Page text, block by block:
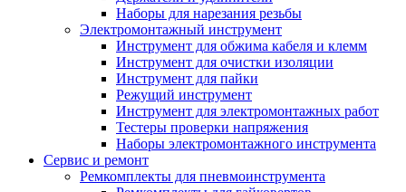
Наборы для нарезания резьбы
Электромонтажный инструмент
Инструмент для обжима кабеля и клемм
Инструмент для очистки изоляции
Инструмент для пайки
Режущий инструмент
Инструмент для электромонтажных работ
Тестеры проверки напряжения
Наборы электромонтажного инструмента
Сервис и ремонт
Ремкомплекты для пневмоинструмента